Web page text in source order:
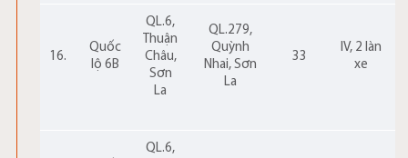
16.
Quốc
lộ 6B
QL.6,
Thuận
Châu,
Sơn
La
QL.279,
Quỳnh
Nhai, Sơn
La
33
IV, 2 làn
xe
QL.6,